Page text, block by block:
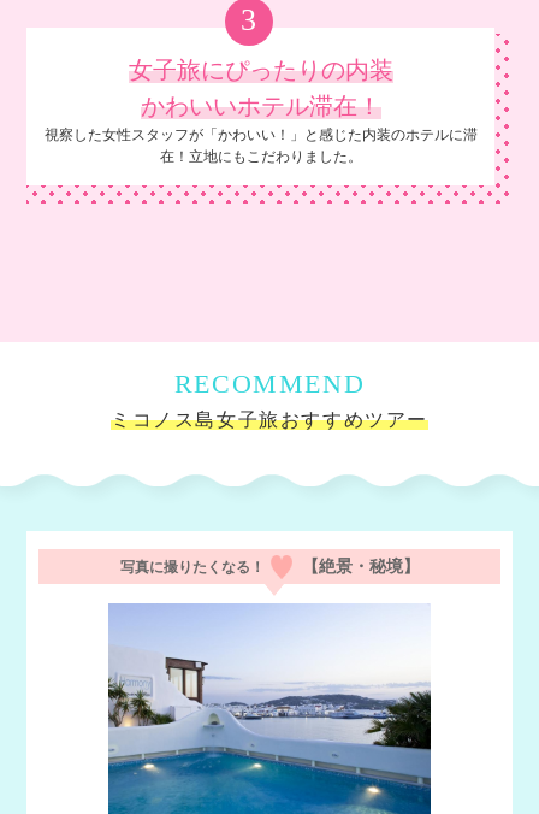
3
女子旅にぴったりの内装
かわいいホテル滞在！
視察した女性スタッフが「かわいい！」と感じた内装のホテルに滞
在！立地にもこだわりました。
RECOMMEND
ミコノス島女子旅おすすめツアー
写真に撮りたくなる！ 【絶景・秘境】